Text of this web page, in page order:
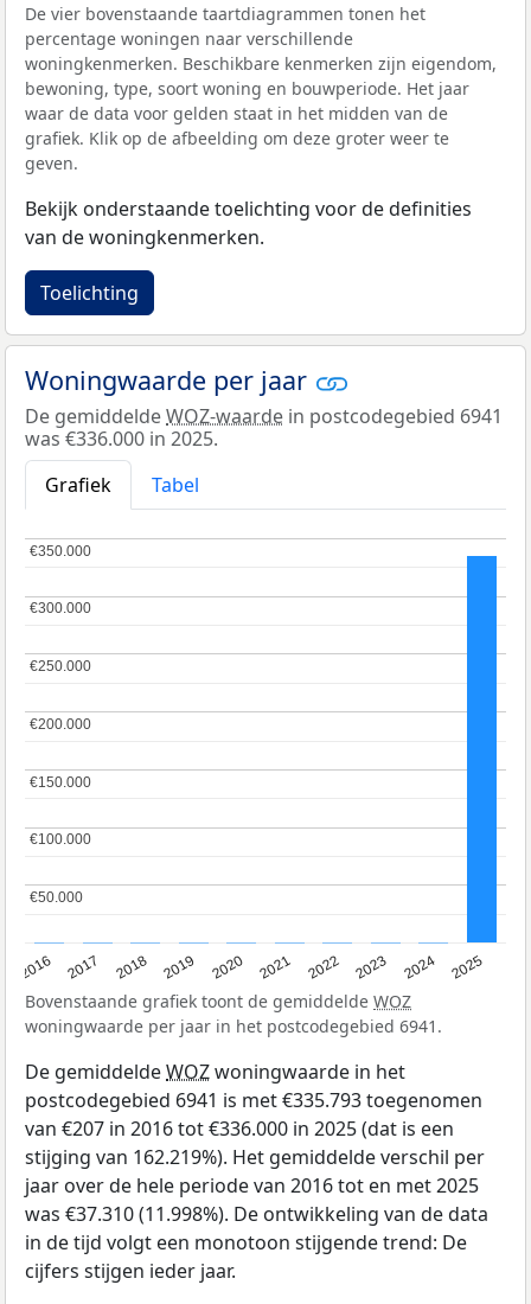
De vier bovenstaande taartdiagrammen tonen het
percentage woningen naar verschillende
woningkenmerken. Beschikbare kenmerken zijn eigendom,
bewoning, type, soort woning en bouwperiode. Het jaar
waar de data voor gelden staat in het midden van de
grafiek. Klik op de afbeelding om deze groter weer te
geven.
Bekijk onderstaande toelichting voor de definities
van de woningkenmerken.
Toelichting
Woningwaarde per jaar
De gemiddeldeWOZ-waarde in postcodegebied 6941
was €336.000 in 2025.
Grafiek
Tabel
2016 2017 2018 2019 2020 2021 2022 2023 2024 2025
€50.000
€50.000
€100.000
€100.000
€150.000
€150.000
€200.000
€200.000
€250.000
€250.000
€300.000
€300.000
€350.000
€350.000
Bovenstaande grafiek toont de gemiddelde WOZ
woningwaarde per jaar in het postcodegebied 6941.
De gemiddeldeWOZwoningwaarde in het
postcodegebied 6941 is met €335.793 toegenomen
van €207 in 2016 tot €336.000 in 2025 (dat is een
stijging van 162.219%). Het gemiddelde verschil per
jaar over de hele periode van 2016 tot en met 2025
was €37.310 (11.998%). De ontwikkeling van de data
in de tijd volgt een monotoon stijgende trend: De
cijfers stijgen ieder jaar.